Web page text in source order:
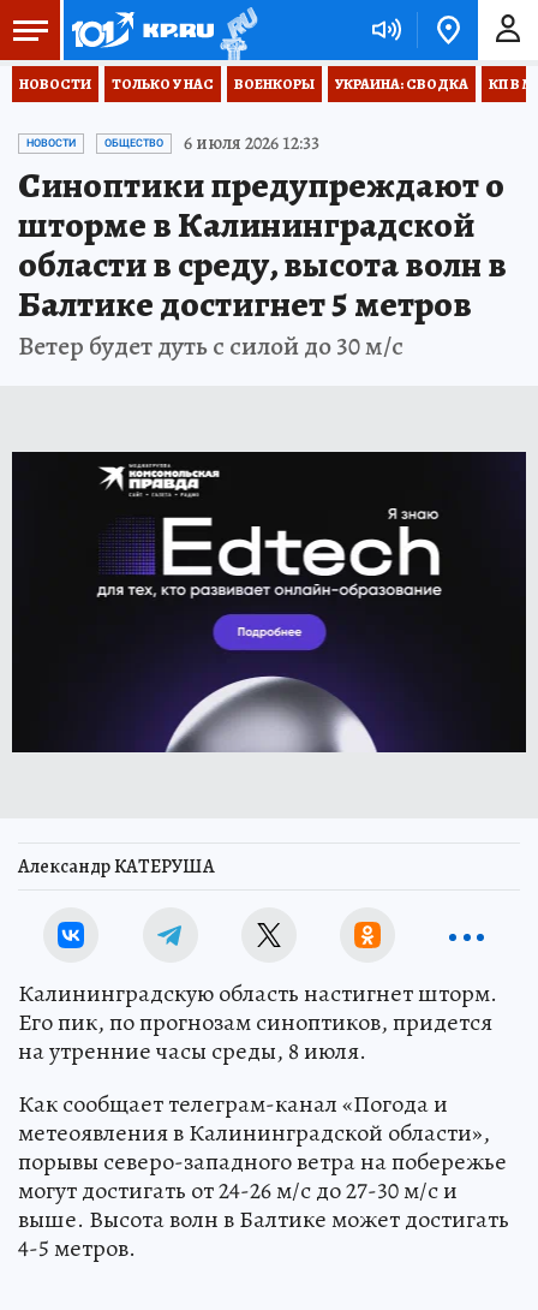
НОВОСТИ ТОЛЬКО У НАС ВОЕНКОРЫ УКРАИНА: СВОДКА КП В
НОВОСТИ ОБЩЕСТВО 6 июля 2026 12:33
Синоптики предупреждают о
шторме в Калининградской
области в среду, высота волн в
Балтике достигнет 5 метров
Ветер будет дуть с силой до 30 м/с
Александр КАТЕРУША
Калининградскую область настигнет шторм.
Его пик, по прогнозам синоптиков, придется
на утренние часы среды, 8 июля.
Как сообщает телеграм-канал «Погода и
метеоявления в Калининградской области»,
порывы северо-западного ветра на побережье
могут достигать от 24-26 м/с до 27-30 м/с и
выше. Высота волн в Балтике может достигать
4-5 метров.